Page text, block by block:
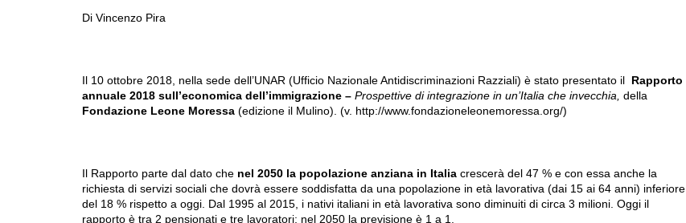
Di Vincenzo Pira
Il 10 ottobre 2018, nella sede dell’UNAR (Ufficio Nazionale Antidiscriminazioni Razziali) è stato presentato il Rapporto
annuale 2018 sull’economica dell’immigrazione – Prospettive di integrazione in un’Italia che invecchia, della
Fondazione Leone Moressa (edizione il Mulino). (v. http://www.fondazioneleonemoressa.org/)
Il Rapporto parte dal dato che nel 2050 la popolazione anziana in Italia crescerà del 47 % e con essa anche la
richiesta di servizi sociali che dovrà essere soddisfatta da una popolazione in età lavorativa (dai 15 ai 64 anni) inferiore
del 18 % rispetto a oggi. Dal 1995 al 2015, i nativi italiani in età lavorativa sono diminuiti di circa 3 milioni. Oggi il
rapporto è tra 2 pensionati e tre lavoratori; nel 2050 la previsione è 1 a 1.